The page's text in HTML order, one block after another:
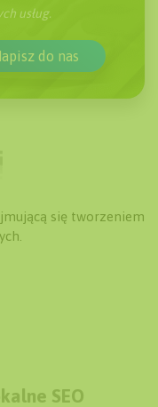
usług.
do nas
się tworzeniem
SEO